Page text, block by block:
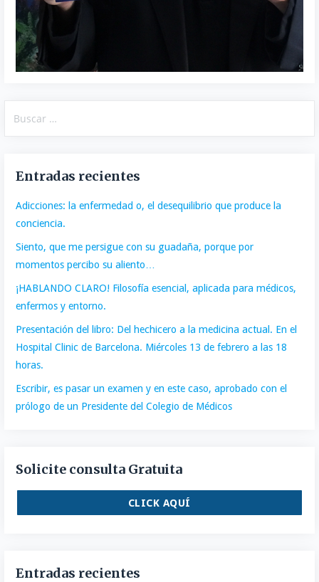
Entradas recientes
Adicciones: la enfermedad o, el desequilibrio que produce la
conciencia.
Siento, que me persigue con su guadaña, porque por
momentos percibo su aliento…
¡HABLANDO CLARO! Filosofía esencial, aplicada para médicos,
enfermos y entorno.
Presentación del libro: Del hechicero a la medicina actual. En el
Hospital Clinic de Barcelona. Miércoles 13 de febrero a las 18
horas.
Escribir, es pasar un examen y en este caso, aprobado con el
prólogo de un Presidente del Colegio de Médicos
Solicite consulta Gratuita
CLICK AQUÍ
Entradas recientes